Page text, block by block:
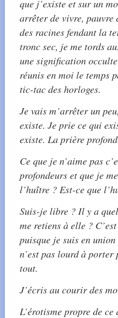
que j’existe et sur un
arrêter de vivre, pauvre
des racines fendant la
tronc sec, je me tords
une signification
réunis en moi le temps
tic-tac des horloges.
Je vais m’arrêter un
existe. Je prie ce qui
existe. La prière
Ce que je n’aime pas
profondeurs et que je
l’huître ? Est-ce que
Suis-je libre ? Il y a
me retiens à elle ?
puisque je suis en
n’est pas lourd à porter
tout.
J’écris au courir des
L’érotisme propre de